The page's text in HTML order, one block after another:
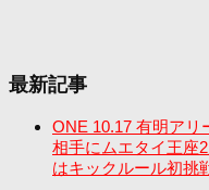
最新記事
ONE 10.17 有明アリ
相手にムエタイ王座
はキックルール初挑